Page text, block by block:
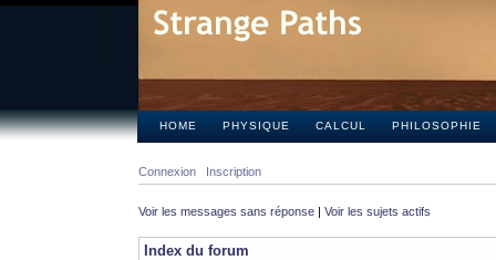
HOME PHYSIQUE CALCUL PHILOSOPHIE
Connexion Inscription
Voir les messages sans réponse | Voir les sujets actifs
Index du forum